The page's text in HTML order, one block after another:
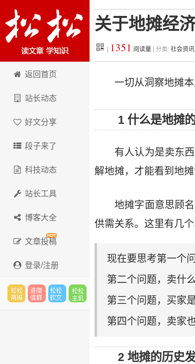
松松科技
返回首页
站长动态
好文分享
段子来了
科技动态
站长工具
博客大全
文章投稿
登录/注册
关于地摊经
1351 阅读量 | 分类: 社会资讯
一切从洞察地摊
1 什么是地摊
有人认为是卖东
解地摊，才能看到地摊
地摊字面意思顾
供需关系。这里有几
现在要思考第一个
第二个问题，卖什
第三个问题，买家
第四个问题，卖家
2 地摊的历史